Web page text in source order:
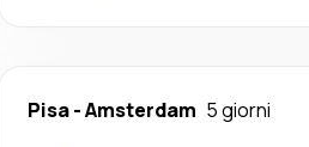
Pisa-Amsterdam 5 giorni